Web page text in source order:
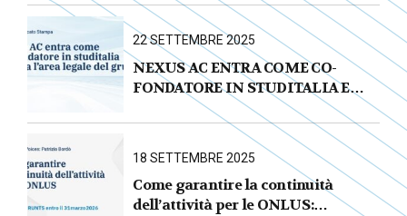
22 SETTEMBRE 2025
NEXUS AC ENTRA COME CO-
FONDATORE IN STUDITALIA E
AVVIA L’AREA LEGALE DEL
GRUPPO
18 SETTEMBRE 2025
Come garantire la continuità
dell’attività per le ONLUS :